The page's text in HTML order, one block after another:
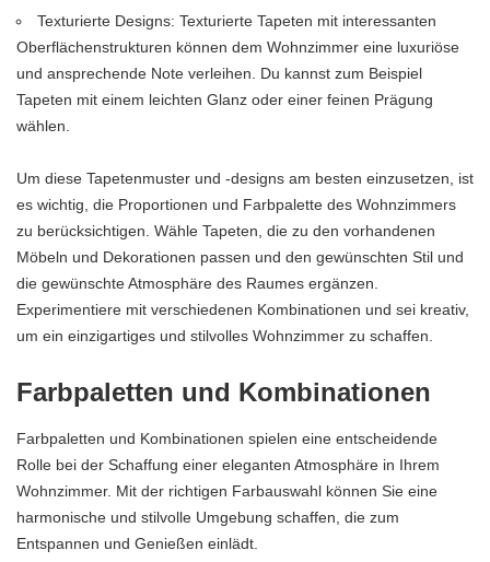
Texturierte Designs: Texturierte Tapeten mit interessanten
Oberflächenstrukturen können dem Wohnzimmer eine luxuriöse
und ansprechende Note verleihen. Du kannst zum Beispiel
Tapeten mit einem leichten Glanz oder einer feinen Prägung
wählen.
Um diese Tapetenmuster und -designs am besten einzusetzen, ist
es wichtig, die Proportionen und Farbpalette des Wohnzimmers
zu berücksichtigen. Wähle Tapeten, die zu den vorhandenen
Möbeln und Dekorationen passen und den gewünschten Stil und
die gewünschte Atmosphäre des Raumes ergänzen.
Experimentiere mit verschiedenen Kombinationen und sei kreativ,
um ein einzigartiges und stilvolles Wohnzimmer zu schaffen.
Farbpaletten und Kombinationen
Farbpaletten und Kombinationen spielen eine entscheidende
Rolle bei der Schaffung einer eleganten Atmosphäre in Ihrem
Wohnzimmer. Mit der richtigen Farbauswahl können Sie eine
harmonische und stilvolle Umgebung schaffen, die zum
Entspannen und Genießen einlädt.